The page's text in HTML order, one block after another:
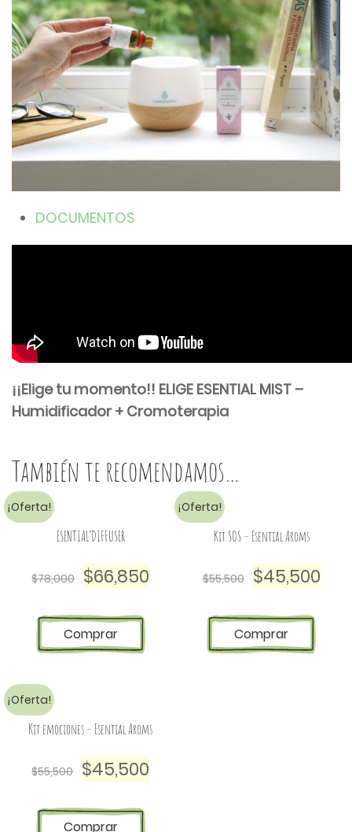
DOCUMENTOS
¡¡Elige tu momento!! ELIGE ESENTIAL MIST –
Humidificador + Cromoterapia
También te recomendamos…
¡Oferta!
ESENTIAL’DIFFUSER
$78,000 $66,850
Comprar
¡Oferta!
Kit SOS – Esential Aroms
$55,500 $45,500
Comprar
¡Oferta!
Kit emociones – Esential Aroms
$55,500 $45,500
Comprar